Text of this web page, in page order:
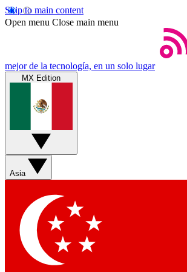
Skip to main content
Open menu Close main menu
mejor de la tecnología, en un solo lugar
MX Edition
Asia